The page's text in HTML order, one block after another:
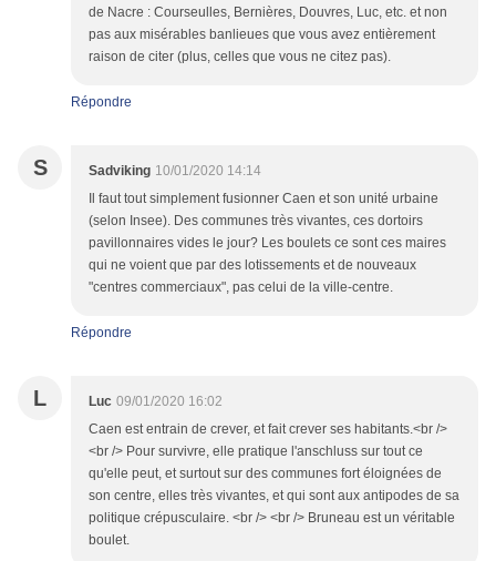
de Nacre : Courseulles, Bernières, Douvres, Luc, etc. et non
pas aux misérables banlieues que vous avez entièrement
raison de citer (plus, celles que vous ne citez pas).
Répondre
S Sadviking 10/01/2020 14:14
Il faut tout simplement fusionner Caen et son unité urbaine
(selon Insee). Des communes très vivantes, ces dortoirs
pavillonnaires vides le jour? Les boulets ce sont ces maires
qui ne voient que par des lotissements et de nouveaux
"centres commerciaux", pas celui de la ville-centre.
Répondre
L Luc 09/01/2020 16:02
Caen est entrain de crever, et fait crever ses habitants.<br />
<br /> Pour survivre, elle pratique l'anschluss sur tout ce
qu'elle peut, et surtout sur des communes fort éloignées de
son centre, elles très vivantes, et qui sont aux antipodes de sa
politique crépusculaire. <br /> <br /> Bruneau est un véritable
boulet.